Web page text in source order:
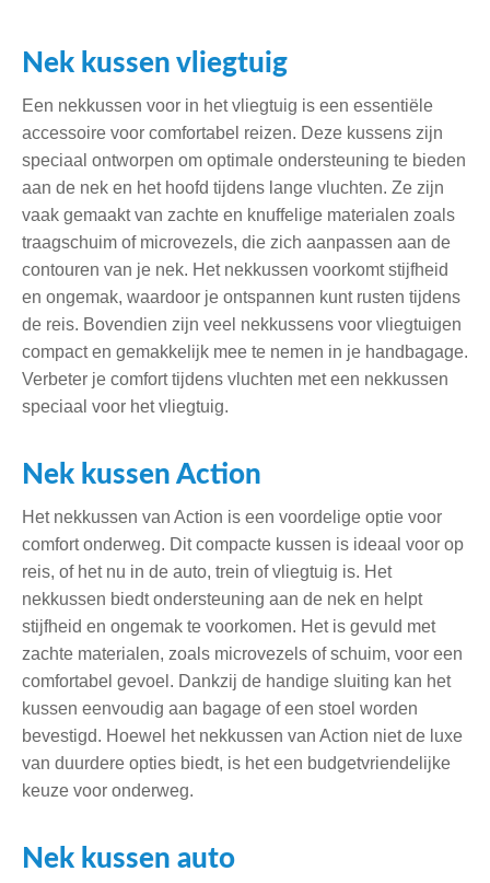
Nek kussen vliegtuig
Een nekkussen voor in het vliegtuig is een essentiële
accessoire voor comfortabel reizen. Deze kussens zijn
speciaal ontworpen om optimale ondersteuning te bieden
aan de nek en het hoofd tijdens lange vluchten. Ze zijn
vaak gemaakt van zachte en knuffelige materialen zoals
traagschuim of microvezels, die zich aanpassen aan de
contouren van je nek. Het nekkussen voorkomt stijfheid
en ongemak, waardoor je ontspannen kunt rusten tijdens
de reis. Bovendien zijn veel nekkussens voor vliegtuigen
compact en gemakkelijk mee te nemen in je handbagage.
Verbeter je comfort tijdens vluchten met een nekkussen
speciaal voor het vliegtuig.
Nek kussen Action
Het nekkussen van Action is een voordelige optie voor
comfort onderweg. Dit compacte kussen is ideaal voor op
reis, of het nu in de auto, trein of vliegtuig is. Het
nekkussen biedt ondersteuning aan de nek en helpt
stijfheid en ongemak te voorkomen. Het is gevuld met
zachte materialen, zoals microvezels of schuim, voor een
comfortabel gevoel. Dankzij de handige sluiting kan het
kussen eenvoudig aan bagage of een stoel worden
bevestigd. Hoewel het nekkussen van Action niet de luxe
van duurdere opties biedt, is het een budgetvriendelijke
keuze voor onderweg.
Nek kussen auto